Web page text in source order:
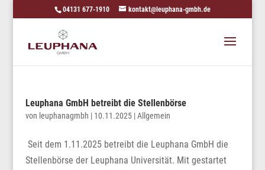
04131 677-1910 kontakt@leuphana-gmbh.de
Leuphana GmbH betreibt die Stellenbörse
von leuphanagmbh | 10.11.2025|Allgemein
Seit dem 1.11.2025 betreibt die Leuphana GmbH die
Stellenbörse der Leuphana Universität. Mit gestartet